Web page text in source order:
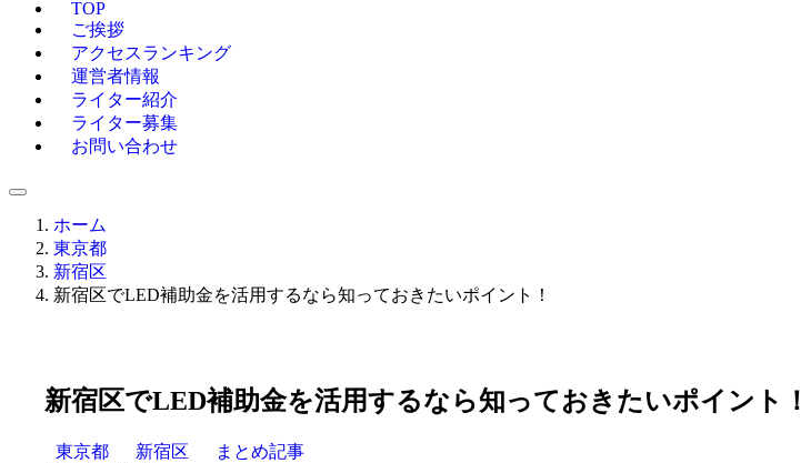
TOP
ご挨拶
アクセスランキング
運営者情報
ライター紹介
ライター募集
お問い合わせ
ホーム
東京都
新宿区
新宿区でLED補助金を活用するなら知っておきたいポイント！
新宿区でLED補助金を活用するなら知っておきたいポイント！
東京都 新宿区
まとめ記事